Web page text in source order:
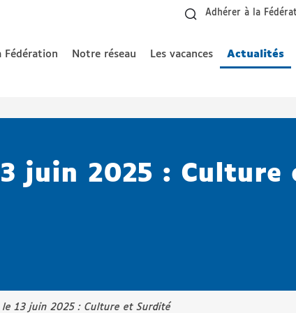
Adhérer à la
Fédération Notre réseau Les vacances Actualités
juin 2025 : Culture
le 13 juin 2025 : Culture et Surdité